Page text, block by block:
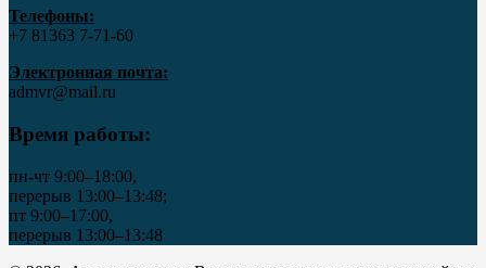
Телефоны:
+7 81363 7‑71-60
Электронная почта:
admvr@mail.ru
Время работы:
пн-чт 9:00–18:00,
перерыв 13:00–13:48;
пт 9:00–17:00,
перерыв 13:00–13:48